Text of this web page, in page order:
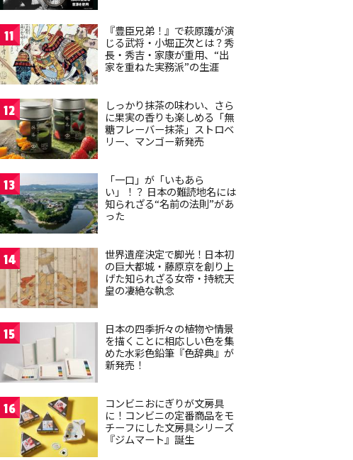
11
『豊臣兄弟！』で萩原護が演
じる武将・小堀正次とは？秀
長・秀吉・家康が重用、“出
家を重ねた実務派”の生涯
12
しっかり抹茶の味わい、さら
に果実の香りも楽しめる「無
糖フレーバー抹茶」ストロベ
リー、マンゴー新発売
13
「一口」が「いもあら
い」！？ 日本の難読地名には
知られざる“名前の法則”があ
った
14
世界遺産決定で脚光！日本初
の巨大都城・藤原京を創り上
げた知られざる女帝・持統天
皇の凄絶な執念
15
日本の四季折々の植物や情景
を描くことに相応しい色を集
めた水彩色鉛筆『色辞典』が
新発売！
16
コンビニおにぎりが文房具
に！コンビニの定番商品をモ
チーフにした文房具シリーズ
『ジムマート』誕生